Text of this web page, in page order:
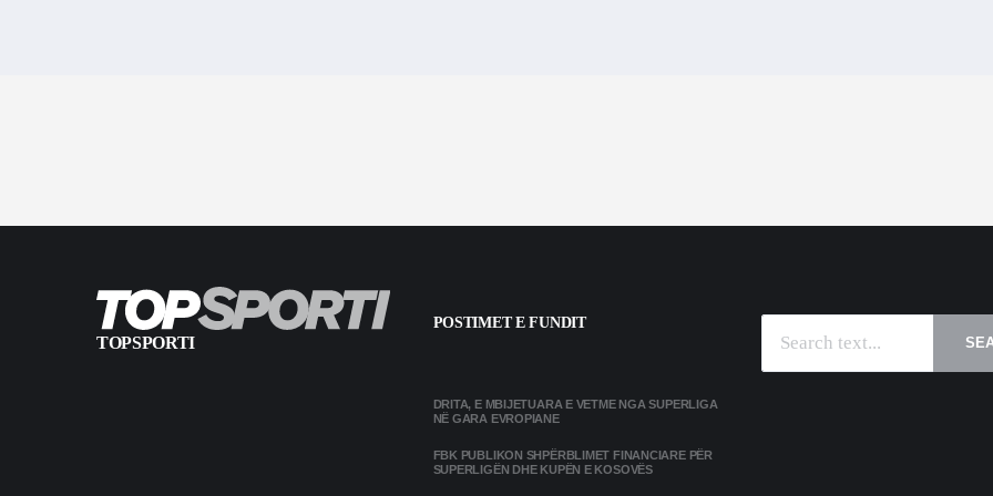
TOPSPORTI
POSTIMET E FUNDIT
DRITA, E MBIJETUARA E VETME NGA SUPERLIGA
NË GARA EVROPIANE
FBK PUBLIKON SHPËRBLIMET FINANCIARE PËR
SUPERLIGËN DHE KUPËN E KOSOVËS